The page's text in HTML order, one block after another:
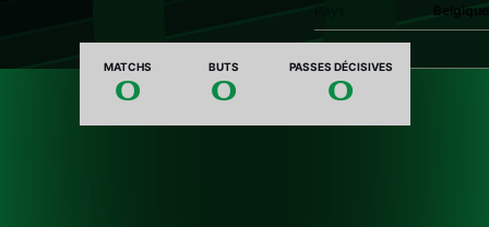
Belgique
MATCHS
0
BUTS
0
PASSES DÉCISIVES
0